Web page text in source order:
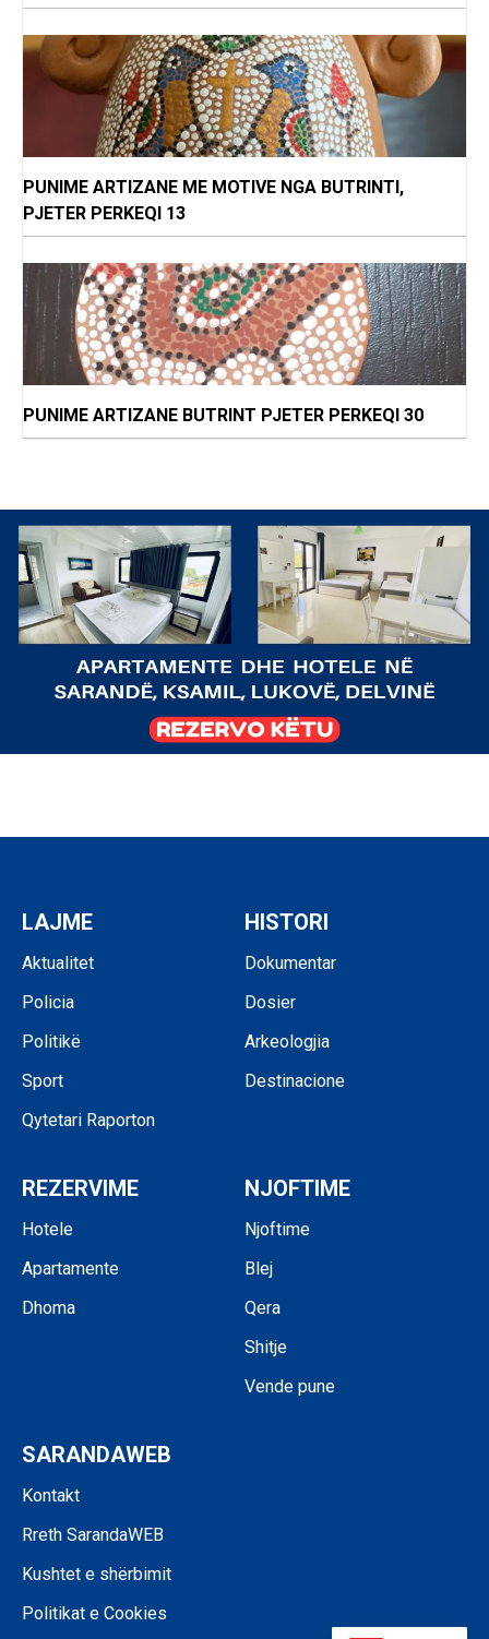
PUNIME ARTIZANE ME MOTIVE NGA BUTRINTI,
PJETER PERKEQI 13
PUNIME ARTIZANE BUTRINT PJETER PERKEQI 30
LAJME
Aktualitet
Policia
Politikë
Sport
Qytetari Raporton
HISTORI
Dokumentar
Dosier
Arkeologjia
Destinacione
REZERVIME
Hotele
Apartamente
Dhoma
NJOFTIME
Njoftime
Blej
Qera
Shitje
Vende pune
SARANDAWEB
Kontakt
Rreth SarandaWEB
Kushtet e shërbimit
Politikat e Cookies